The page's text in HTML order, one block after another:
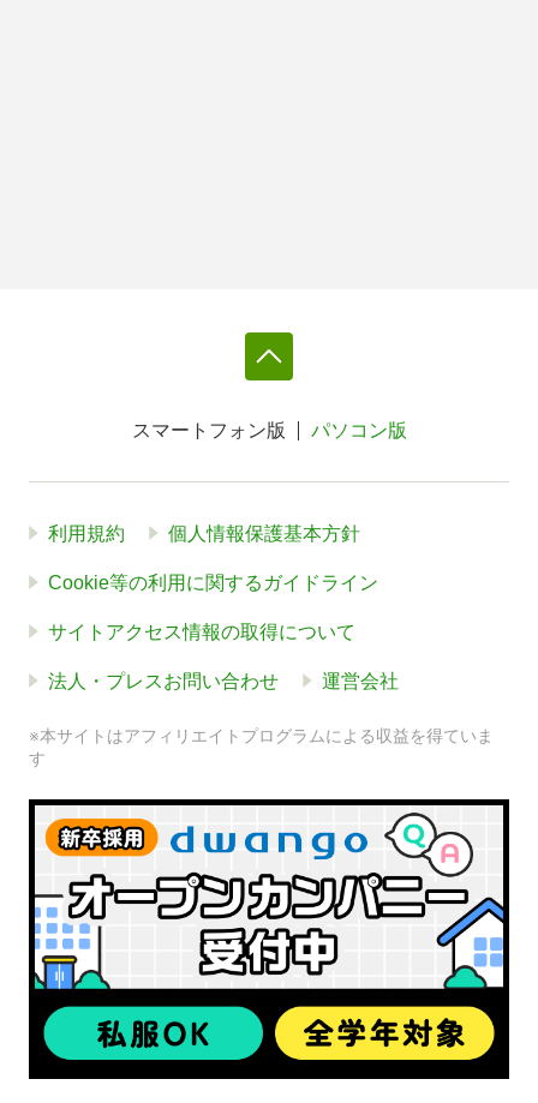
スマートフォン版 パソコン版
利用規約 個人情報保護基本方針
Cookie等の利用に関するガイドライン
サイトアクセス情報の取得について
法人・プレスお問い合わせ 運営会社
※本サイトはアフィリエイトプログラムによる収益を得ていま
す